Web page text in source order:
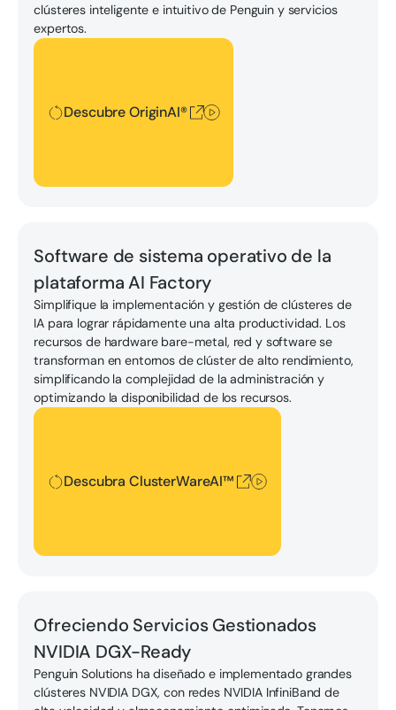
clústeres inteligente e intuitivo de Penguin y servicios
expertos.
Descubre OriginAI®
Descubre OriginAI®
Software de sistema operativo de la
plataforma AI Factory
Simplifique la implementación y gestión de clústeres de
IA para lograr rápidamente una alta productividad. Los
recursos de hardware bare-metal, red y software se
transforman en entornos de clúster de alto rendimiento,
simplificando la complejidad de la administración y
optimizando la disponibilidad de los recursos.
Descubra ClusterWareAI™
Descubra ClusterWareAI™
Descubra ClusterWareAI™
Ofreciendo Servicios Gestionados
NVIDIA DGX-Ready
Penguin Solutions ha diseñado e implementado grandes
clústeres NVIDIA DGX, con redes NVIDIA InfiniBand de
Explore Servicios Gestionados AI